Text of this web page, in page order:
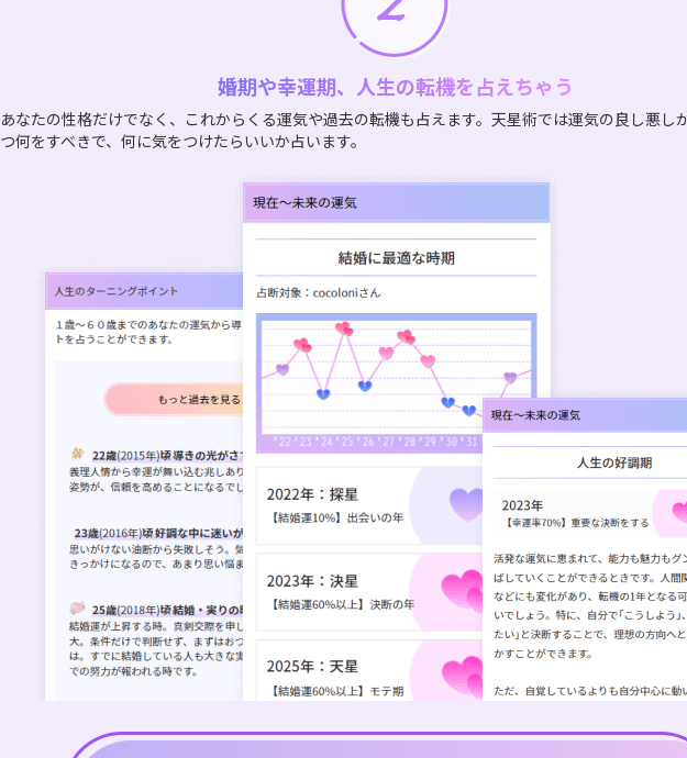
婚期や幸運期、人生の転機を占えちゃう
あなたの性格だけでなく、これからくる運気や過去の転機も占えます。天星術では運気の良し悪し
つ何をすべきで、何に気をつけたらいいか占います。